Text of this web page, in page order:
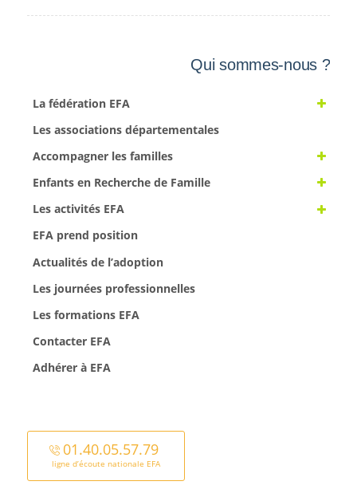
Qui sommes-nous ?
La fédération EFA
Les associations départementales
Accompagner les familles
Enfants en Recherche de Famille
Les activités EFA
EFA prend position
Actualités de l’adoption
Les journées professionnelles
Les formations EFA
Contacter EFA
Adhérer à EFA
01.40.05.57.79
ligne d’écoute nationale EFA